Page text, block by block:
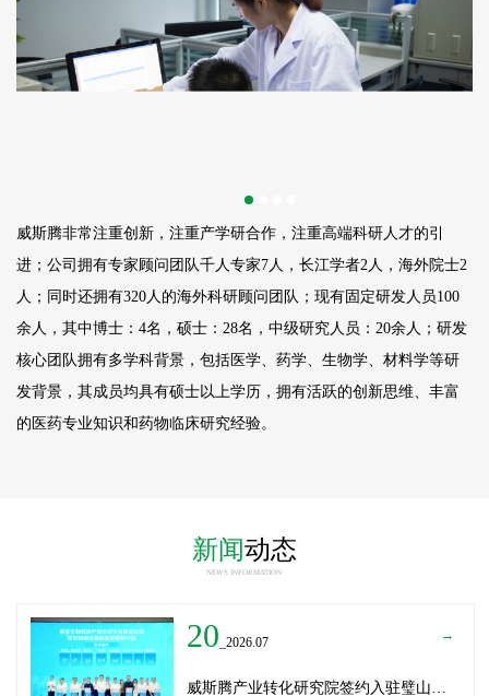
威斯腾非常注重创新，注重产学研合作，注重高端科研人才的引
进；公司拥有专家顾问团队千人专家7人，长江学者2人，海外院士2
人；同时还拥有320人的海外科研顾问团队；现有固定研发人员100
余人，其中博士：4名，硕士：28名，中级研究人员：20余人；研发
核心团队拥有多学科背景，包括医学、药学、生物学、材料学等研
发背景，其成员均具有硕士以上学历，拥有活跃的创新思维、丰富
的医药专业知识和药物临床研究经验。
新闻动态
NEWS INFORMATION
20 _2026.07 →